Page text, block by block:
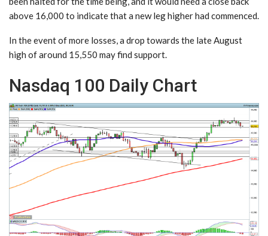
above 16,000 to indicate that a new leg higher had commenced.
​In the event of more losses, a drop towards the late August
high of around 15,550 may find support.
Nasdaq 100 Daily Chart